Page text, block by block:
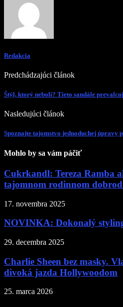
Redakcia
Predchádzajúci článok
Štýl, ktorý nebolí? Tieto sandále
Nasledujúci článok
Spoznajte tajomstvo jednoduchej úpravy
Mohlo by sa vám páčiť
Cukrkandl: Tereza Ramba
tajomnom rodinnom
17. novembra 2025
NOVINKA: Dokonalý
29. decembra 2025
Charlie Sheen bez masky.
divoká jazda Hollywoodom
25. marca 2026